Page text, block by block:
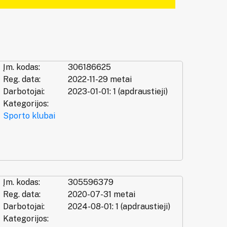
Įm. kodas:
306186625
Reg. data:
2022-11-29 metai
Darbotojai:
2023-01-01: 1 (apdraustieji)
Kategorijos:
Sporto klubai
Įm. kodas:
305596379
Reg. data:
2020-07-31 metai
Darbotojai:
2024-08-01: 1 (apdraustieji)
Kategorijos: